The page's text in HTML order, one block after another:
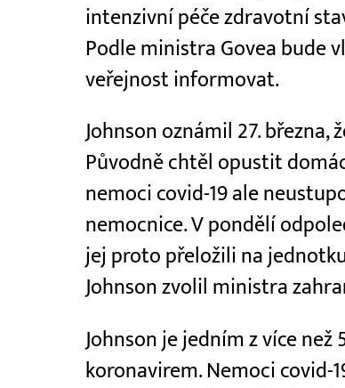
intenzivní péče zdravotní
Podle ministra Govea bude
veřejnost informovat.
Johnson oznámil 27. března,
Původně chtěl opustit
nemoci covid-19 ale
nemocnice. V pondělí
jej proto přeložili na
Johnson zvolil ministra
Johnson je jedním z více
koronavirem. Nemoci covid-